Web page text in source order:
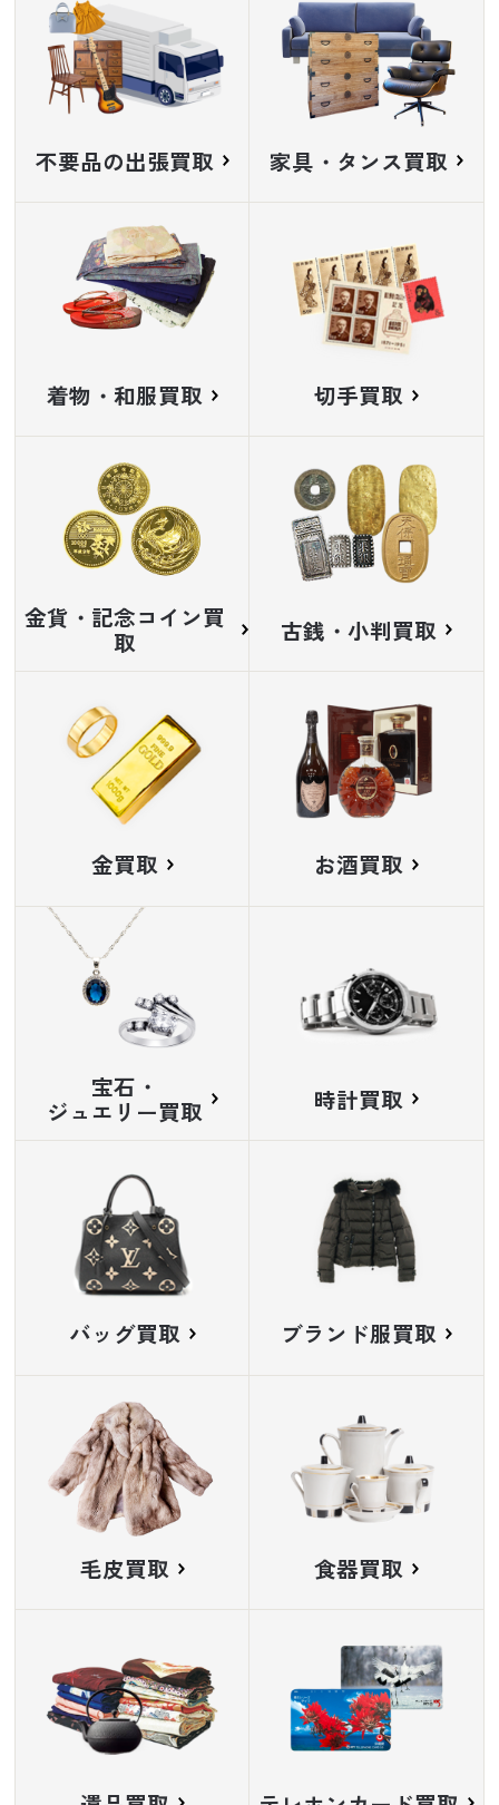
不要品の出張買取 家具・タンス買取
着物・和服買取 切手買取
金貨・記念コイン買
取 古銭・小判買取
金買取 お酒買取
宝石・
ジュエリー買取 時計買取
バッグ買取 ブランド服買取
毛皮買取 食器買取